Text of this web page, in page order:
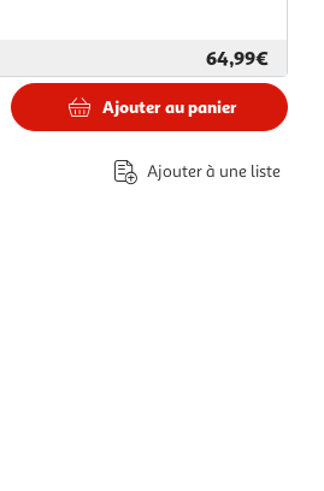
64,99€
Ajouter au panier
Ajouter à une liste